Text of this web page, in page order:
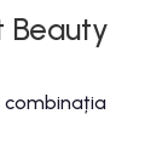
Beauty
combinația